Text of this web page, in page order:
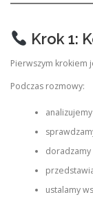
Krok 1:
Pierwszym krokiem
Podczas rozmowy:
ustalamy